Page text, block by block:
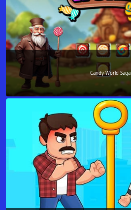
Candy World Saga